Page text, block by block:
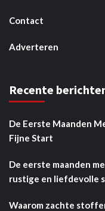
Contact
Adverteren
Recente
De Eerste Maanden
Fijne Start
De eerste maanden
rustige en liefdevolle
Waarom zachte